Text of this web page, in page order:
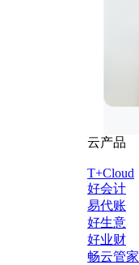
云产品
T+Cloud
好会计
易代账
好生意
好业财
畅云管家